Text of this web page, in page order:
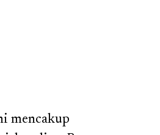
mencakup